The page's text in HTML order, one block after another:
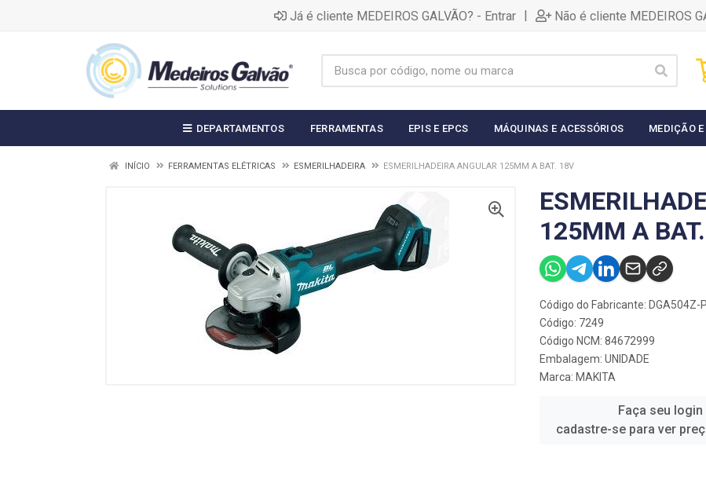
Já é cliente MEDEIROS GALVÃO? - Entrar | Não é cliente MEDEIROS
DEPARTAMENTOS FERRAMENTAS EPIS E EPCS MÁQUINAS E ACESSÓRIOS MEDIÇÃO
INÍCIO FERRAMENTAS ELÉTRICAS ESMERILHADEIRA ESMERILHADEIRA ANGULAR 125MM A BAT. 18V
125MM A
Código do Fabricante: DGA504Z-P
Código: 7249
Código NCM: 84672999
Embalagem: UNIDADE
Marca: MAKITA
Faça seu login
cadastre-se para ver